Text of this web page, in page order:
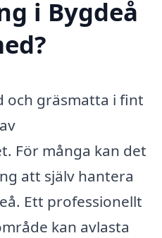
i Bygdeå
och gräsmatta i fint
För många kan det
att själv hantera
Ett professionellt
kan avlasta